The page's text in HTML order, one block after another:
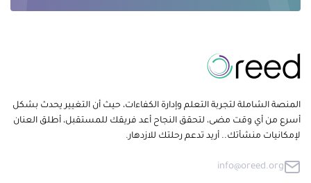
المنصة الشاملة لتجربة التعلم وإدارة الكفاءات، حيث أن التغيير يحدث بشكل
أسرع من أي وقت مضى، لتحقق النجاح أعد فريقك للمستقبل، أطلق العنان
لإمكانيات منشأتك.. أريد تدعم رحلتك للازدهار.
info@oreed.org